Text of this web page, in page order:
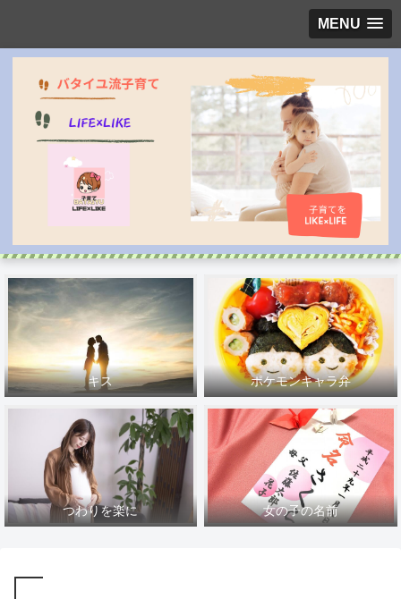
MENU
キス ポケモンキャラ弁
つわりを楽に 女の子の名前